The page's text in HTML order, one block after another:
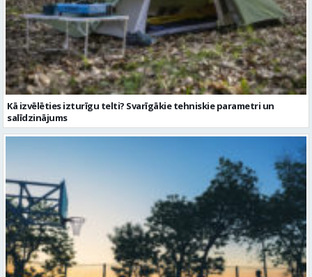
Kā izvēlēties izturīgu telti? Svarīgākie tehniskie parametri un
salīdzinājums
Sporta vakari kļūst par daļu no Valmieras pilsētas ritma